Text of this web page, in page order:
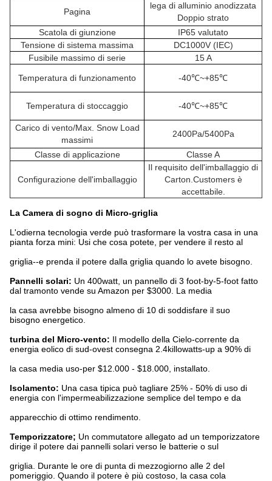
Pagina
lega di alluminio anodizzata
Doppio strato
Scatola di giunzione
IP65 valutato
Tensione di sistema massima
DC1000V (IEC)
Fusibile massimo di serie
15 A
Temperatura di funzionamento -40℃~+85℃
Temperatura di stoccaggio -40℃~+85℃
Carico di vento/Max. Snow Load
massimi
2400Pa/5400Pa
Classe di applicazione Classe A
Configurazione dell'imballaggio
Il requisito dell'imballaggio di
Carton.Customers è
accettabile.
La Camera di sogno di Micro-griglia
L'odierna tecnologia verde può trasformare la vostra casa in una
pianta forza mini: Usi che cosa potete, per vendere il resto al
griglia--e prenda il potere dalla griglia quando lo avete bisogno.
Pannelli solari: Un 400watt, un pannello di 3 foot-by-5-foot fatto
dal tramonto vende su Amazon per $3000. La media
la casa avrebbe bisogno almeno di 10 di soddisfare il suo
bisogno energetico.
turbina del Micro-vento: Il modello della Cielo-corrente da
energia eolico di sud-ovest consegna 2.4killowatts-up a 90% di
la casa media uso-per $12.000 - $18.000, installato.
Isolamento: Una casa tipica può tagliare 25% - 50% di uso di
energia con l'impermeabilizzazione semplice del tempo e da
apparecchio di ottimo rendimento.
Temporizzatore; Un commutatore allegato ad un temporizzatore
dirige il potere dai pannelli solari verso le batterie o sul
griglia. Durante le ore di punta di mezzogiorno alle 2 del
pomeriggio. Quando il potere è più costoso, la casa cola